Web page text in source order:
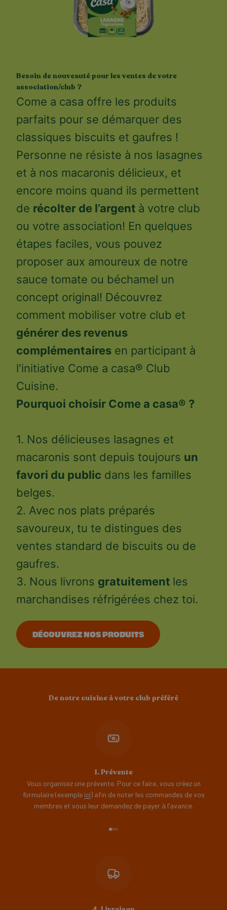
Besoin de nouveauté pour les ventes de votre
association/club ?
Come a casa offre les produits
parfaits pour se démarquer des
classiques biscuits et gaufres !
Personne ne résiste à nos lasagnes
et à nos macaronis délicieux, et
encore moins quand ils permettent
de récolter de l’argent à votre club
ou votre association! En quelques
étapes faciles, vous pouvez
proposer aux amoureux de notre
sauce tomate ou béchamel un
concept original! Découvrez
comment mobiliser votre club et
générer des revenus
complémentaires en participant à
l'initiative Come a casa® Club
Cuisine.
Pourquoi choisir Come a casa® ?
1. Nos délicieuses lasagnes et
macaronis sont depuis toujours un
favori du public dans les familles
belges.
2. Avec nos plats préparés
savoureux, tu te distingues des
ventes standard de biscuits ou de
gaufres.
3. Nous livrons gratuitement les
marchandises réfrigérées chez toi.
DÉCOUVREZ NOS PRODUITS
De notre cuisine à votre club préféré
1. Prévente
Vous organisez une prévente. Pour ce faire, vous créez un
formulaire (exemple ici) afin de noter les commandes de vos
membres et vous leur demandez de payer à l’avance.